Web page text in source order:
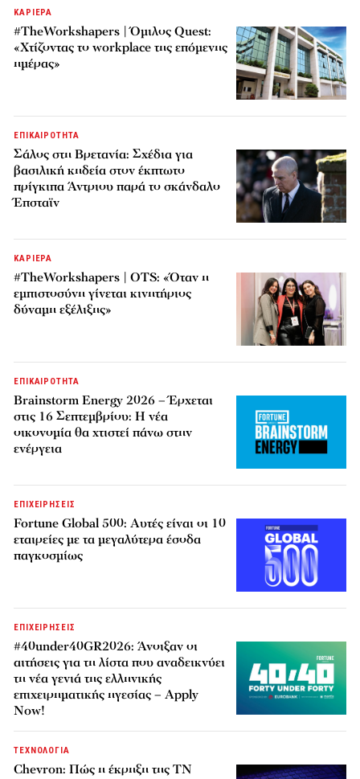
ΚΑΡΙΕΡΑ
#TheWorkshapers | Όμιλος Quest:
«Χτίζοντας το workplace της επόμενης
ημέρας»
ΕΠΙΚΑΙΡΟΤΗΤΑ
Σάλος στη Βρετανία: Σχέδια για
βασιλική κηδεία στον έκπτωτο
πρίγκιπα Άντριου παρά το σκάνδαλο
Έπσταϊν
ΚΑΡΙΕΡΑ
#TheWorkshapers | OTS: «Όταν η
εμπιστοσύνη γίνεται κινητήριος
δύναμη εξέλιξης»
ΕΠΙΚΑΙΡΟΤΗΤΑ
Brainstorm Energy 2026 – Έρχεται
στις 16 Σεπτεμβρίου: Η νέα
οικονομία θα χτιστεί πάνω στην
ενέργεια
ΕΠΙΧΕΙΡΗΣΕΙΣ
Fortune Global 500: Αυτές είναι οι 10
εταιρείες με τα μεγαλύτερα έσοδα
παγκοσμίως
ΕΠΙΧΕΙΡΗΣΕΙΣ
#40under40GR2026: Άνοιξαν οι
αιτήσεις για τη λίστα που αναδεικνύει
τη νέα γενιά της ελληνικής
επιχειρηματικής ηγεσίας – Apply
Now!
ΤΕΧΝΟΛΟΓΙΑ
Chevron: Πώς η έκρηξη της ΤΝ